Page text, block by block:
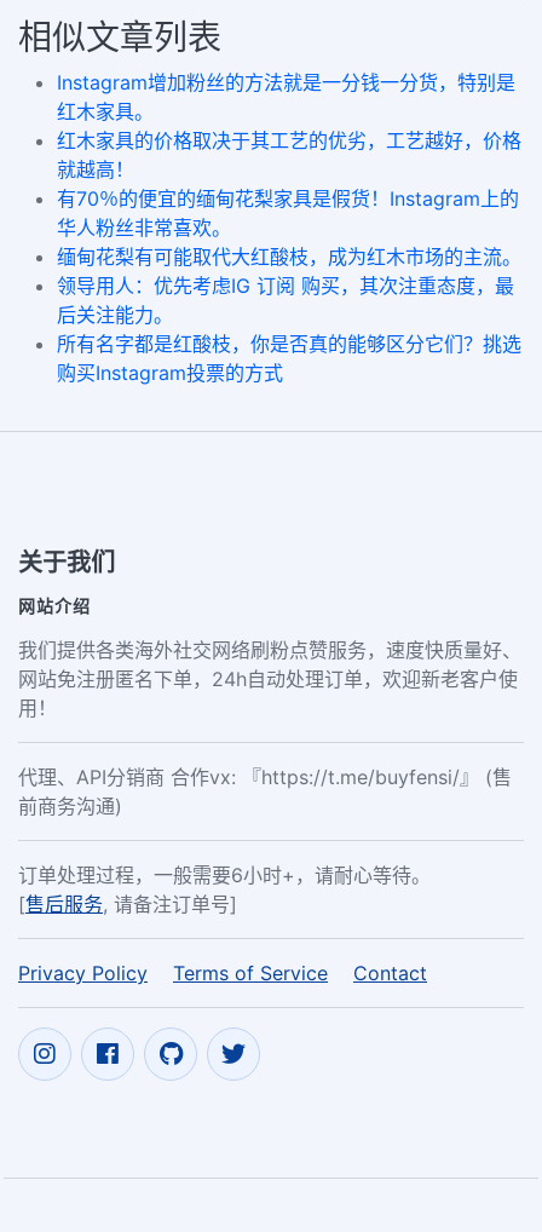
相似文章列表
Instagram增加粉丝的方法就是一分钱一分货，特别是
红木家具。
红木家具的价格取决于其工艺的优劣，工艺越好，价格
就越高！
有70％的便宜的缅甸花梨家具是假货！Instagram上的
华人粉丝非常喜欢。
缅甸花梨有可能取代大红酸枝，成为红木市场的主流。
领导用人：优先考虑IG 订阅 购买，其次注重态度，最
后关注能力。
所有名字都是红酸枝，你是否真的能够区分它们？挑选
购买Instagram投票的方式
关于我们
网站介绍
我们提供各类海外社交网络刷粉点赞服务，速度快质量好、
网站免注册匿名下单，24h自动处理订单，欢迎新老客户使
用！
代理、API分销商 合作vx: 『https://t.me/buyfensi/』 (售
前商务沟通)
订单处理过程，一般需要6小时+，请耐心等待。
[售后服务, 请备注订单号]
Privacy Policy Terms of Service Contact